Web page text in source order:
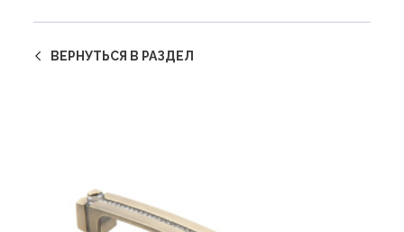
ВЕРНУТЬСЯ В РАЗДЕЛ